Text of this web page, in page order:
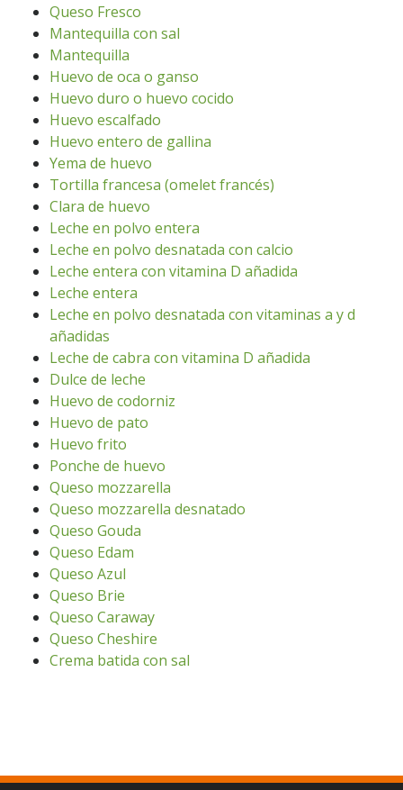
Queso Fresco
Mantequilla con sal
Mantequilla
Huevo de oca o ganso
Huevo duro o huevo cocido
Huevo escalfado
Huevo entero de gallina
Yema de huevo
Tortilla francesa (omelet francés)
Clara de huevo
Leche en polvo entera
Leche en polvo desnatada con calcio
Leche entera con vitamina D añadida
Leche entera
Leche en polvo desnatada con vitaminas a y d
añadidas
Leche de cabra con vitamina D añadida
Dulce de leche
Huevo de codorniz
Huevo de pato
Huevo frito
Ponche de huevo
Queso mozzarella
Queso mozzarella desnatado
Queso Gouda
Queso Edam
Queso Azul
Queso Brie
Queso Caraway
Queso Cheshire
Crema batida con sal